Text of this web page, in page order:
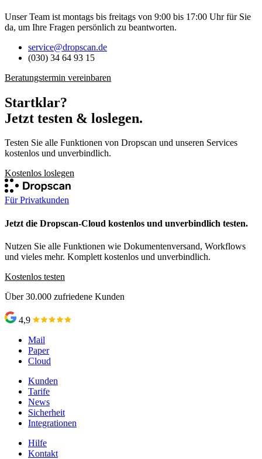
Unser Team ist montags bis freitags von 9:00 bis 17:00 Uhr für Sie
da, um Ihre Fragen persönlich zu beantworten.
service@dropscan.de
(030) 34 64 93 15
Beratungstermin vereinbaren
Startklar?
Jetzt testen & loslegen.
Testen Sie alle Funktionen von Dropscan und unseren Services
kostenlos und unverbindlich.
Kostenlos loslegen
Für Privatkunden
Jetzt die Dropscan-Cloud kostenlos und unverbindlich testen.
Nutzen Sie alle Funktionen wie Dokumentenversand, Workflows
und vieles mehr. Komplett kostenlos und unverbindlich.
Kostenlos testen
Über 30.000 zufriedene Kunden
4,9
Mail
Paper
Cloud
Kunden
Tarife
News
Sicherheit
Integrationen
Hilfe
Kontakt